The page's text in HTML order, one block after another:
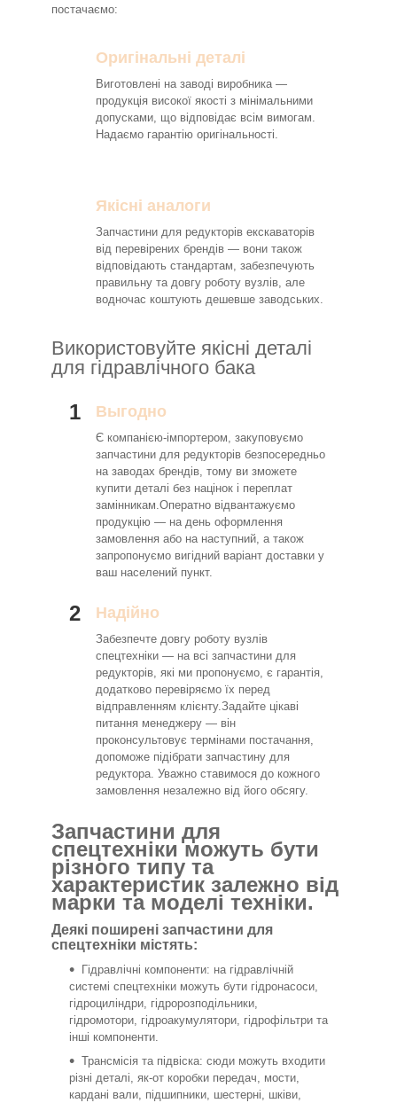
постачаємо:
Оригінальні деталі
Виготовлені на заводі виробника —
продукція високої якості з мінімальними
допусками, що відповідає всім вимогам.
Надаємо гарантію оригінальності.
Якісні аналоги
Запчастини для редукторів екскаваторів
від перевірених брендів — вони також
відповідають стандартам, забезпечують
правильну та довгу роботу вузлів, але
водночас коштують дешевше заводських.
Використовуйте якісні деталі
для гідравлічного бака
1 Выгодно
Є компанією-імпортером, закуповуємо
запчастини для редукторів безпосередньо
на заводах брендів, тому ви зможете
купити деталі без націнок і переплат
замінникам.Оператно відвантажуємо
продукцію — на день оформлення
замовлення або на наступний, а також
запропонуємо вигідний варіант доставки у
ваш населений пункт.
2 Надійно
Забезпечте довгу роботу вузлів
спецтехніки — на всі запчастини для
редукторів, які ми пропонуємо, є гарантія,
додатково перевіряємо їх перед
відправленням клієнту.Задайте цікаві
питання менеджеру — він
проконсультовує термінами постачання,
допоможе підібрати запчастину для
редуктора. Уважно ставимося до кожного
замовлення незалежно від його обсягу.
Запчастини для
спецтехніки можуть бути
різного типу та
характеристик залежно від
марки та моделі техніки.
Деякі поширені запчастини для
спецтехніки містять:
Гідравлічні компоненти: на гідравлічній
системі спецтехніки можуть бути гідронасоси,
гідроциліндри, гідророзподільники,
гідромотори, гідроакумулятори, гідрофільтри та
інші компоненти.
Трансмісія та підвіска: сюди можуть входити
різні деталі, як-от коробки передач, мости,
кардані вали, підшипники, шестерні, шківи,